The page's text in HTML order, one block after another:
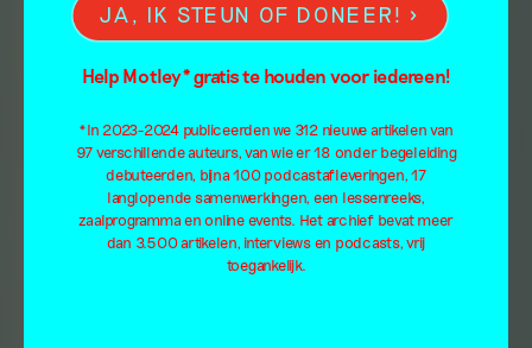
JA, IK STEUN OF DONEER!
Help Motley* gratis te houden voor iedereen!
*In 2023-2024 publiceerden we 312 nieuwe artikelen van
97 verschillende auteurs, van wie er 18 onder begeleiding
debuteerden, bijna 100 podcastafleveringen, 17
langlopende samenwerkingen, een lessenreeks,
zaalprogramma en online events. Het archief bevat meer
dan 3.500 artikelen, interviews en podcasts, vrij
toegankelijk.